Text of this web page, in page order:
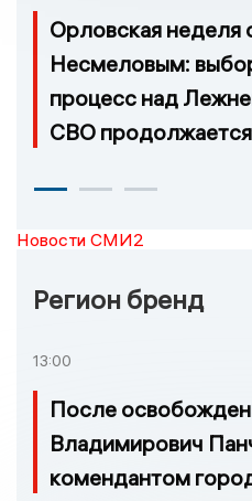
Орловская неделя
Несмеловым:
процесс над
СВО продолжается
Новости СМИ2
Регион бренд
13:00
После
Владимирович
комендантом